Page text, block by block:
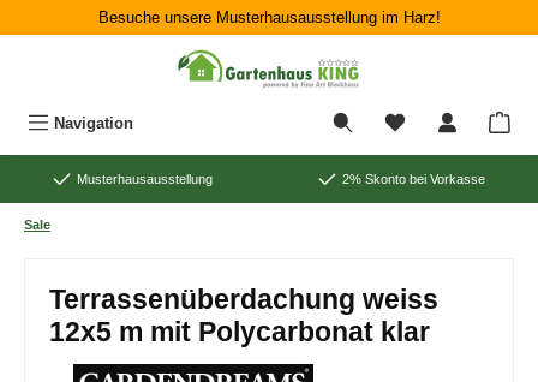
Zum Hauptinhalt springenBesuche unsere Musterhausausstellung im Harz!
Navigation
Musterhausausstellung 2% Skonto bei Vorkasse
Sale
Terrassenüberdachung weiss
12x5 m mit Polycarbonat klar